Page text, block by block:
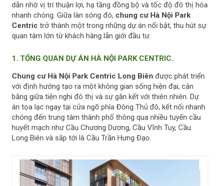
dẫn nhờ vị trí thuận lợi, hạ tầng đồng bộ và tốc độ đô thị hóa
nhanh chóng. Giữa làn sóng đó, chung cư Hà Nội Park
Centric trở thành một trong những dự án nổi bật, thu hút sự
quan tâm lớn từ khách hàng lẫn giới đầu tư.
1. TỔNG QUAN DỰ ÁN HÀ NỘI PARK CENTRIC.
Chung cư Hà Nội Park Centric Long Biên được phát triển
với định hướng tạo ra một không gian sống hiện đại, cân
bằng giữa tiện nghi đô thị và sự gắn kết với thiên nhiên. Dự
án tọa lạc ngay tại cửa ngõ phía Đông Thủ đô, kết nối nhanh
chóng đến trung tâm thành phố thông qua nhiều tuyến cầu
huyết mạch như Cầu Chương Dương, Cầu Vĩnh Tuy, Cầu
Long Biên và sắp tới là Cầu Trần Hưng Đạo.
r
o